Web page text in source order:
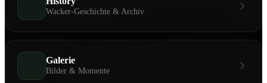
Wacker-Geschichte & Archiv
Galerie
Bilder & Momente